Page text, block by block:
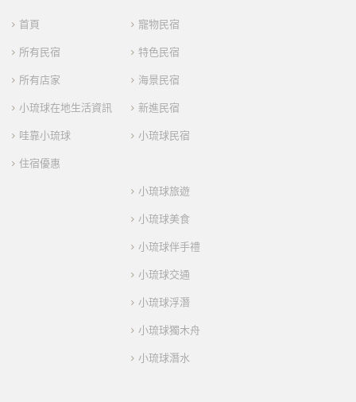
首頁
所有民宿
所有店家
小琉球在地生活資訊
哇靠小琉球
住宿優惠
寵物民宿
特色民宿
海景民宿
新進民宿
小琉球民宿
小琉球旅遊
小琉球美食
小琉球伴手禮
小琉球交通
小琉球浮潛
小琉球獨木舟
小琉球潛水